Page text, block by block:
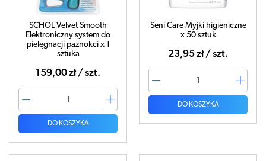
SCHOL Velvet Smooth
Elektroniczny system do
pielęgnacji paznokci x 1
sztuka
159,00 zł / szt.
DO KOSZYKA
Seni Care Myjki higieniczne
x 50 sztuk
23,95 zł / szt.
DO KOSZYKA